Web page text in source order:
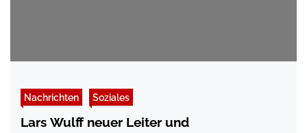
Nachrichten Soziales
Lars Wulff neuer Leiter und